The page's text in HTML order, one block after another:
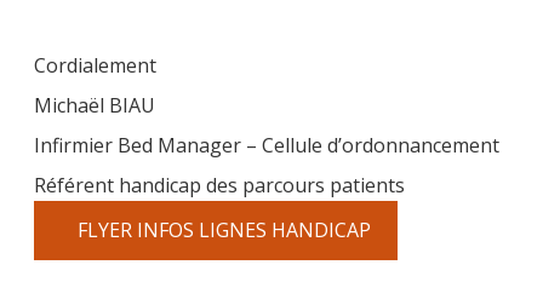
Cordialement
Michaël BIAU
Infirmier Bed Manager – Cellule d’ordonnancement
Référent handicap des parcours patients
FLYER INFOS LIGNES HANDICAP